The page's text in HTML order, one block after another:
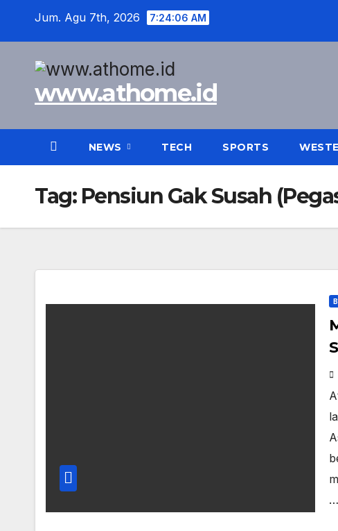
Jum. Agu 7th, 2026 7:24:07 AM
www.athome.id
NEWS TECH SPORTS
Tag: Pensiun Gak Susah
…